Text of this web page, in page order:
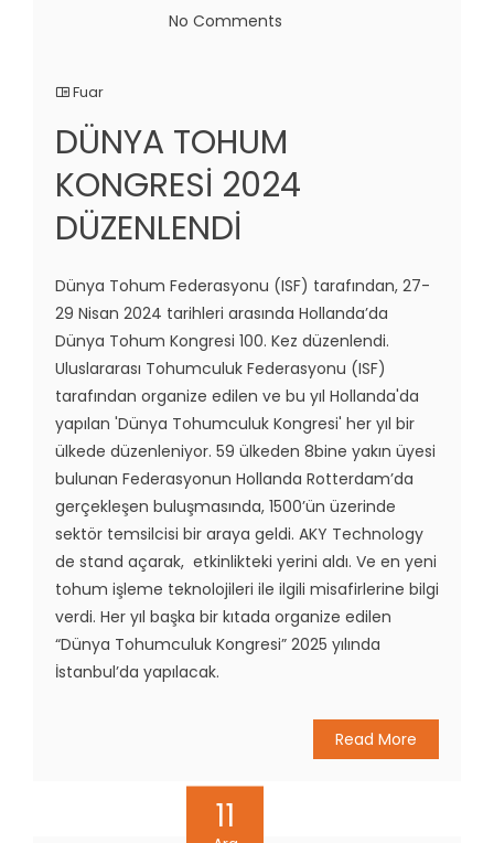
No Comments
Fuar
DÜNYA TOHUM
KONGRESİ 2024
DÜZENLENDİ
Dünya Tohum Federasyonu (ISF) tarafından, 27-
29 Nisan 2024 tarihleri arasında Hollanda’da
Dünya Tohum Kongresi 100. Kez düzenlendi.
Uluslararası Tohumculuk Federasyonu (ISF)
tarafından organize edilen ve bu yıl Hollanda'da
yapılan 'Dünya Tohumculuk Kongresi' her yıl bir
ülkede düzenleniyor. 59 ülkeden 8bine yakın üyesi
bulunan Federasyonun Hollanda Rotterdam’da
gerçekleşen buluşmasında, 1500’ün üzerinde
sektör temsilcisi bir araya geldi. AKY Technology
de stand açarak, etkinlikteki yerini aldı. Ve en yeni
tohum işleme teknolojileri ile ilgili misafirlerine bilgi
verdi. Her yıl başka bir kıtada organize edilen
“Dünya Tohumculuk Kongresi” 2025 yılında
İstanbul’da yapılacak.
Read More
11